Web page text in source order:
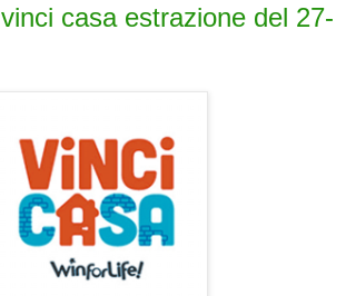
casa estrazione del 27-